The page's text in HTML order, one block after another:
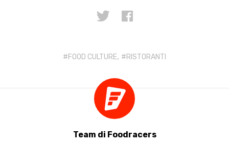
FOOD CULTURE, RISTORANTI
Team di Foodracers